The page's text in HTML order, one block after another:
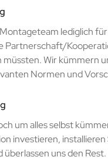
lediglich
Partnerschaft/
Wir kümmern
Normen und
um alles selbst
investieren,
uns den